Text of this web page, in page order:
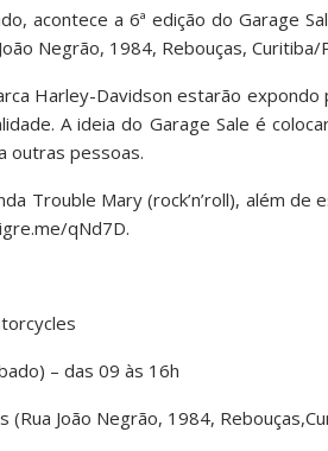
acontece a 6ª edição do Garage
Negrão, 1984, Rebouças,
Harley-Davidson estarão
A ideia do Garage Sale é
outras pessoas.
Trouble Mary (rock’n’roll), além
qNd7D.
– das 09 às 16h
(Rua João Negrão, 1984,